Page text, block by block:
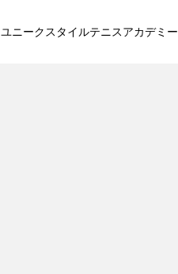
ユニークスタイルテニスアカデミー